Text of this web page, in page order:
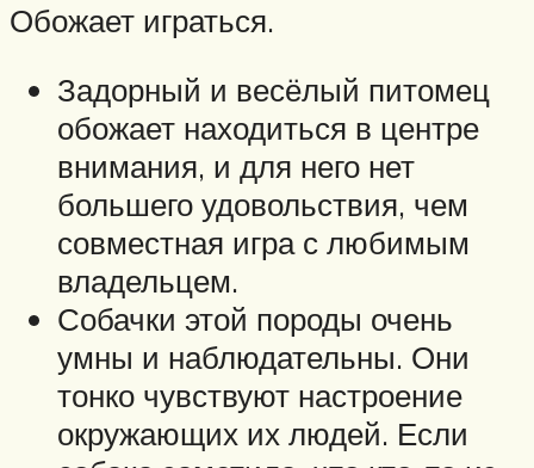
Обожает играться.
Задорный и весёлый питомец
обожает находиться в центре
внимания, и для него нет
большего удовольствия, чем
совместная игра с любимым
владельцем.
Собачки этой породы очень
умны и наблюдательны. Они
тонко чувствуют настроение
окружающих их людей. Если